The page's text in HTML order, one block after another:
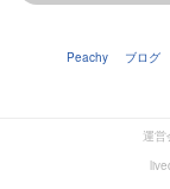
Peachy ブログ
運営